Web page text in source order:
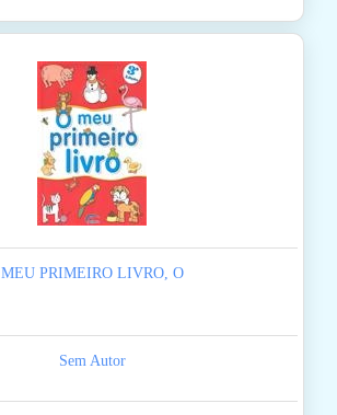
MEU PRIMEIRO LIVRO, O
Sem Autor